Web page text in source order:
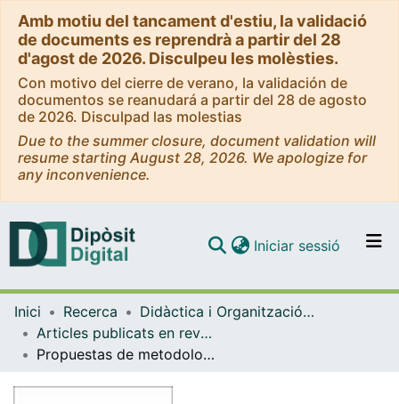
Amb motiu del tancament d'estiu, la validació
de documents es reprendrà a partir del 28
d'agost de 2026. Disculpeu les molèsties.
Con motivo del cierre de verano, la validación de
documentos se reanudará a partir del 28 de agosto
de 2026. Disculpad las molestias
Due to the summer closure, document validation will
resume starting August 28, 2026. We apologize for
any inconvenience.
Navega per tot el DD
Com publicar
Iniciar sessió (current)
Inici Recerca
Didàctica i Organització Educativa
Articles publicats en revistes (Didàctica i Organització Educativa)
Propuestas de metodologías en educación social basadas en algunos principios de la neurodidáctica